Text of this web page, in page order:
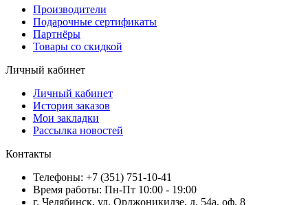
Производители
Подарочные сертификаты
Партнёры
Товары со скидкой
Личный кабинет
Личный кабинет
История заказов
Мои закладки
Рассылка новостей
Контакты
Телефоны: +7 (351) 751-10-41
Время работы: Пн-Пт 10:00 - 19:00
г. Челябинск, ул. Орджоникидзе, д. 54а, оф. 8